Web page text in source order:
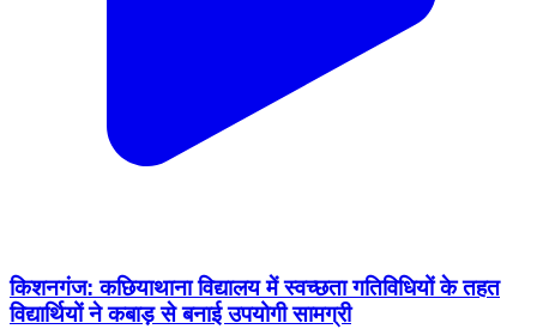
किशनगंज: कछियाथाना विद्यालय में स्वच्छता गतिविधियों के तहत
विद्यार्थियों ने कबाड़ से बनाई उपयोगी सामग्री